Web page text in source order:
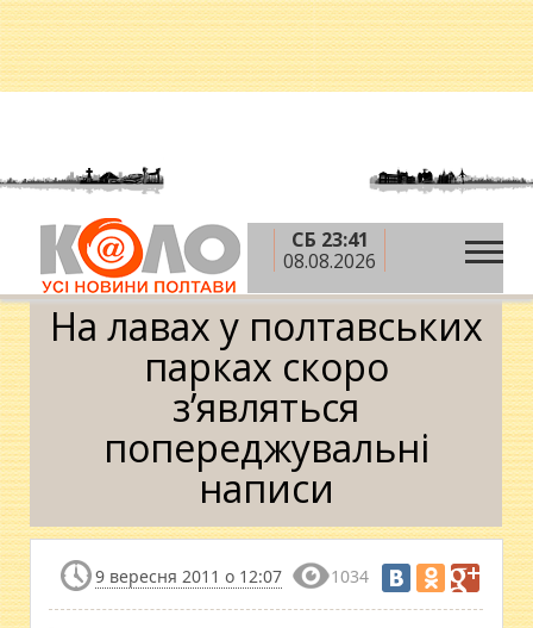
СБ 23:41
08.08.2026
Головна » Новини »
На лавах у полтавських
парках скоро з’являться попереджувальні написи
На лавах у полтавських
парках скоро
з’являться
попереджувальні
написи
9 вересня 2011 о 12:07 1034